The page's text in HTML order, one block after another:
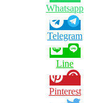
Whatsapp
Telegram
Line
Pinterest